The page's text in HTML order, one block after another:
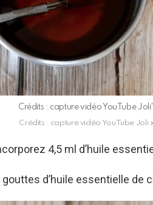
Crédits : capture vidéo YouTube
Crédits : capture vidéo YouTube Joli
4,5 ml d’huile
d’huile essentielle de